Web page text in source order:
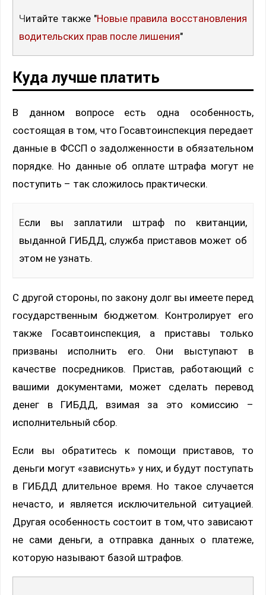
Читайте также "Новые правила восстановления
водительских прав после лишения"
Куда лучше платить
В данном вопросе есть одна особенность,
состоящая в том, что Госавтоинспекция передает
данные в ФССП о задолженности в обязательном
порядке. Но данные об оплате штрафа могут не
поступить – так сложилось практически.
Если вы заплатили штраф по квитанции,
выданной ГИБДД, служба приставов может об
этом не узнать.
С другой стороны, по закону долг вы имеете перед
государственным бюджетом. Контролирует его
также Госавтоинспекция, а приставы только
призваны исполнить его. Они выступают в
качестве посредников. Пристав, работающий с
вашими документами, может сделать перевод
денег в ГИБДД, взимая за это комиссию –
исполнительный сбор.
Если вы обратитесь к помощи приставов, то
деньги могут «зависнуть» у них, и будут поступать
в ГИБДД длительное время. Но такое случается
нечасто, и является исключительной ситуацией.
Другая особенность состоит в том, что зависают
не сами деньги, а отправка данных о платеже,
которую называют базой штрафов.